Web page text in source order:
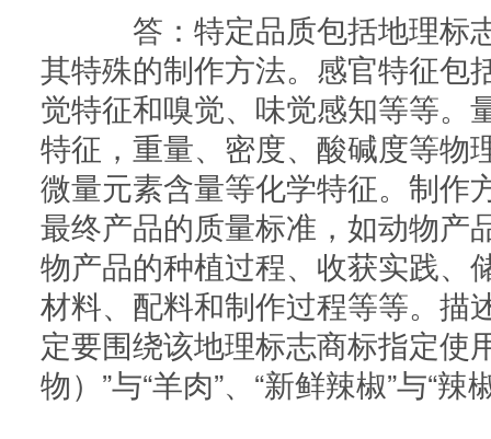
答：特定品质包括地理标
其特殊的制作方法。感官特征包
觉特征和嗅觉、味觉感知等等。
特征，重量、密度、酸碱度等物
微量元素含量等化学特征。制作
最终产品的质量标准，如动物产
物产品的种植过程、收获实践、
材料、配料和制作过程等等。描
定要围绕该地理标志商标指定使
物）”与“羊肉”、“新鲜辣椒”与“